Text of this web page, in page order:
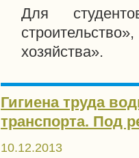
Для
хозяйства».
Гигиена труда
транспорта. Под
10.12.2013